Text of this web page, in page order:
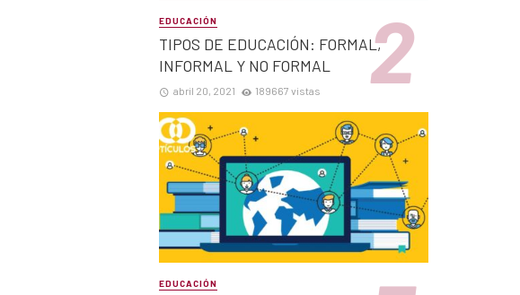
EDUCACIÓN
TIPOS DE EDUCACIÓN: FORMAL,
INFORMAL Y NO FORMAL
abril 20, 2021 189667 vistas
EDUCACIÓN